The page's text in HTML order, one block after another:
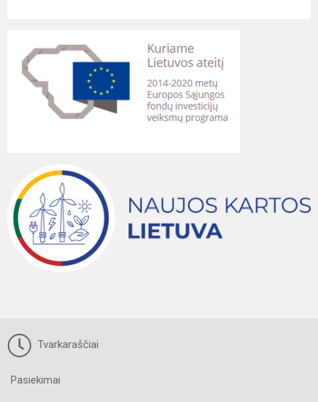
Tvarkaraščiai
Pasiekimai